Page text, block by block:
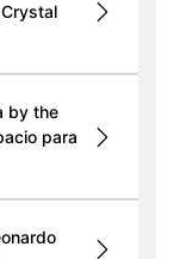
by the
para